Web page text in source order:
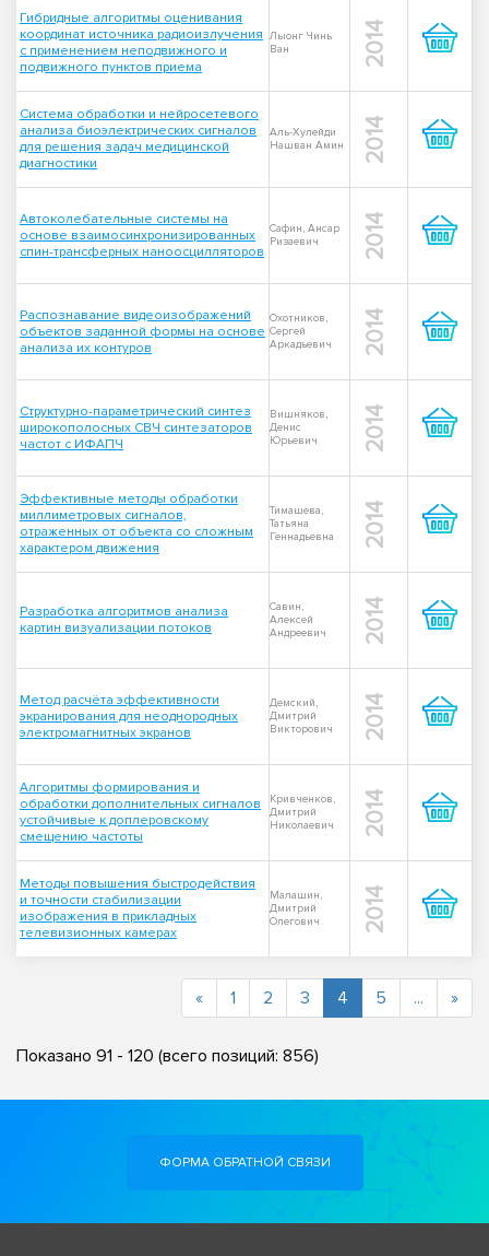
Гибридные алгоритмы оценивания
координат источника радиоизлучения
с применением неподвижного и
подвижного пунктов приема
Лыонг Чинь
Ван
2014
Система обработки и нейросетевого
анализа биоэлектрических сигналов
для решения задач медицинской
диагностики
Аль-Хулейди
Нашван Амин
2014
Автоколебательные системы на
основе взаимосинхронизированных
спин-трансферных наноосцилляторов
Сафин, Ансар
Ризаевич
2014
Распознавание видеоизображений
объектов заданной формы на основе
анализа их контуров
Охотников,
Сергей
Аркадьевич
2014
Структурно-параметрический синтез
широкополосных СВЧ синтезаторов
частот с ИФАПЧ
Вишняков,
Денис
Юрьевич
2014
Эффективные методы обработки
миллиметровых сигналов,
отраженных от объекта со сложным
характером движения
Тимашева,
Татьяна
Геннадьевна
2014
Разработка алгоритмов анализа
картин визуализации потоков
Савин,
Алексей
Андреевич
2014
Метод расчёта эффективности
экранирования для неоднородных
электромагнитных экранов
Демский,
Дмитрий
Викторович
2014
Алгоритмы формирования и
обработки дополнительных сигналов
устойчивые к доплеровскому
смещению частоты
Кривченков,
Дмитрий
Николаевич
2014
Методы повышения быстродействия
и точности стабилизации
изображения в прикладных
телевизионных камерах
Малашин,
Дмитрий
Олегович
2014
« 1 2 3 4 (current)
5 ... »
Показано 91 - 120 (всего позиций: 856)
ФОРМА ОБРАТНОЙ СВЯЗИ